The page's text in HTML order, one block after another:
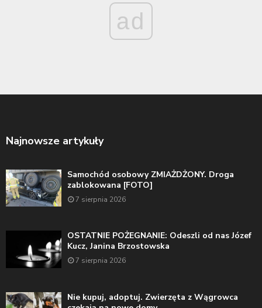
ad
Najnowsze artykuły
Samochód osobowy ZMIAŻDŻONY. Droga
zablokowana [FOTO]
7 sierpnia 2026
OSTATNIE POŻEGNANIE: Odeszli od nas Józef
Kucz, Janina Brzostowska
7 sierpnia 2026
Nie kupuj, adoptuj. Zwierzęta z Wągrowca